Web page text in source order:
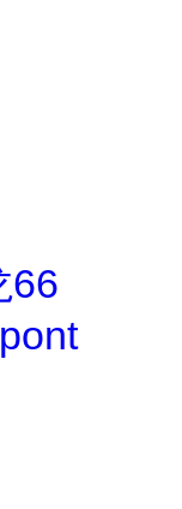
66